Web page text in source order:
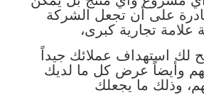
قادرة على أن تجعل الشركة
علامة تجارية كبرى،
لك استهداف عملائك جيداً
وأيضاً عرض كل ما لديك
وذلك ما يجعلك